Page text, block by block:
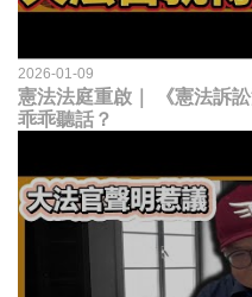
2026-01-09
憲法法庭重啟｜ 《憲法訴
乖乖聽話？